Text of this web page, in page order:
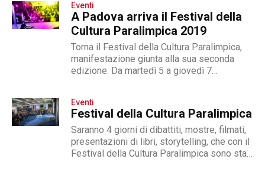
partecipanti in guerrieri manga dai tratti
particolarmente emozionanti. Personale in...
Eventi
A Padova arriva il Festival della
Cultura Paralimpica 2019
Torna il Festival della Cultura Paralimpica,
manifestazione giunta alla sua seconda
edizione. Da martedì 5 a giovedì 7
scena a Padova, tra il Palazzo del Bo, il
Palazzo Moroni, la Cittadella dello
studente...
Eventi
Festival della Cultura Paralimpica
Saranno 4 giorni di dibattiti, mostre, filmati,
presentazioni di libri, storytelling, che con il
Festival della Cultura Paralimpica sono stati